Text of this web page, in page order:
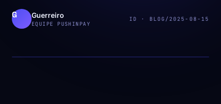
Guerreiro
EQUIPE PUSHINPAY
ID · BLOG/2025-08-15